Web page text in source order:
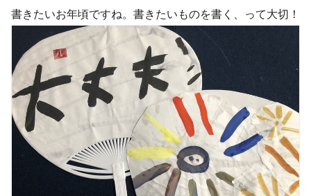
書きたいお年頃ですね。書きたいものを書く、って大切！